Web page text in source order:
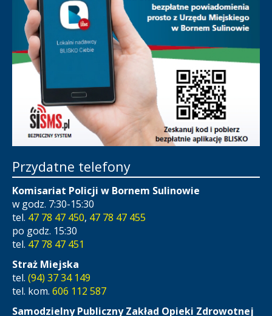
Przydatne telefony
Komisariat Policji w Bornem Sulinowie
w godz. 7:30-15:30
tel. 47 78 47 450, 47 78 47 455
po godz. 15:30
tel. 47 78 47 451
Straż Miejska
tel. (94) 37 34 149
tel. kom. 606 112 587
Samodzielny Publiczny Zakład Opieki Zdrowotnej